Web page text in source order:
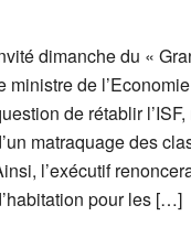
dimanche du «
ministre de
de rétablir
matraquage des
l’exécutif
pour les […]